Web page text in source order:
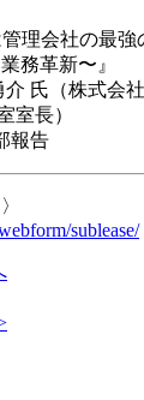
理会社の最強
務革新〜』
氏（株式会
室長）
報告
sublease/